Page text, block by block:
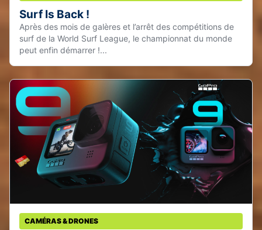
Surf Is Back !
Après des mois de galères et l’arrêt des compétitions de
surf de la World Surf League, le championnat du monde
peut enfin démarrer !...
CAMÉRAS & DRONES